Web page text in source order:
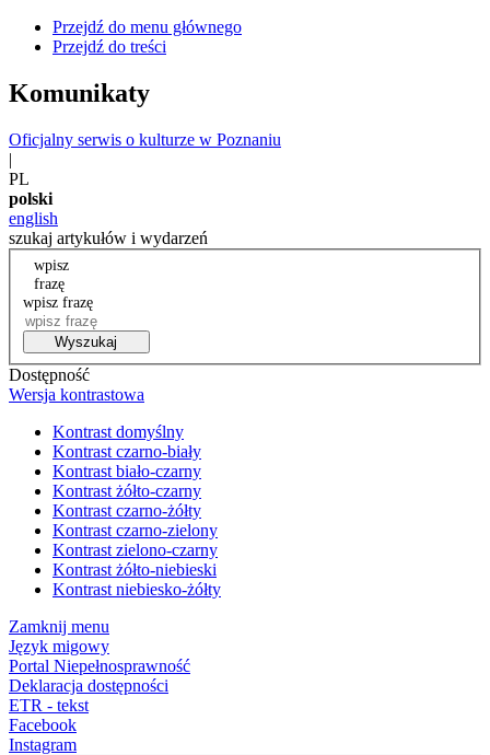
Przejdź do menu głównego
Przejdź do treści
Komunikaty
Oficjalny serwis o kulturze w Poznaniu
|
PL
polski
english
szukaj artykułów i wydarzeń
wpisz
frazę
wpisz frazę
Wyszukaj
Dostępność
Wersja kontrastowa
Kontrast domyślny
Kontrast czarno-biały
Kontrast biało-czarny
Kontrast żółto-czarny
Kontrast czarno-żółty
Kontrast czarno-zielony
Kontrast zielono-czarny
Kontrast żółto-niebieski
Kontrast niebiesko-żółty
Zamknij menu
Język migowy
Portal Niepełnosprawność
Deklaracja dostępności
ETR - tekst
Facebook
Instagram